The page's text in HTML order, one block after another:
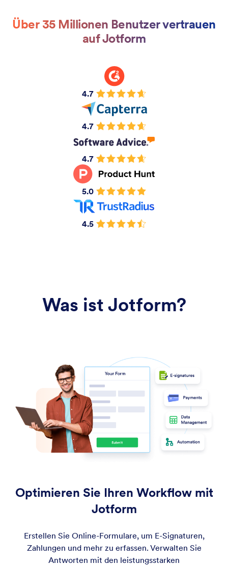
Über 35 Millionen Benutzer vertrauen
auf Jotform
4.7
4.7
4.7
5.0
4.5
Was ist Jotform?
Optimieren Sie Ihren Workflow mit
Jotform
Erstellen Sie Online-Formulare, um E-Signaturen,
Zahlungen und mehr zu erfassen. Verwalten Sie
Antworten mit den leistungsstarken